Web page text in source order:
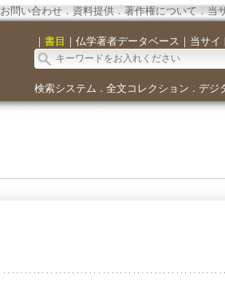
お問い合わせ． 資料提供．著作権について．当
｜ 書目 ｜ 仏学著者データベース ｜ 当サイ
検索システム ． 全文コレクション ． デジ